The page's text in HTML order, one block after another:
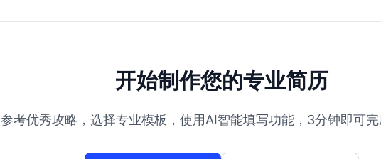
开始制作您的专业简历
参考优秀攻略，选择专业模板，使用AI智能填写功能，3分钟即可